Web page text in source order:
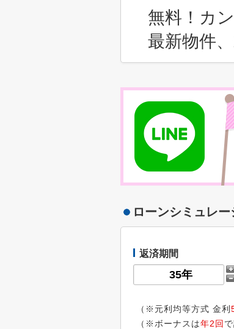
無料！カ
最新物件
ローンシミュレー
返済期間
（※元利均等方式 金利
（※ボーナスは年2回